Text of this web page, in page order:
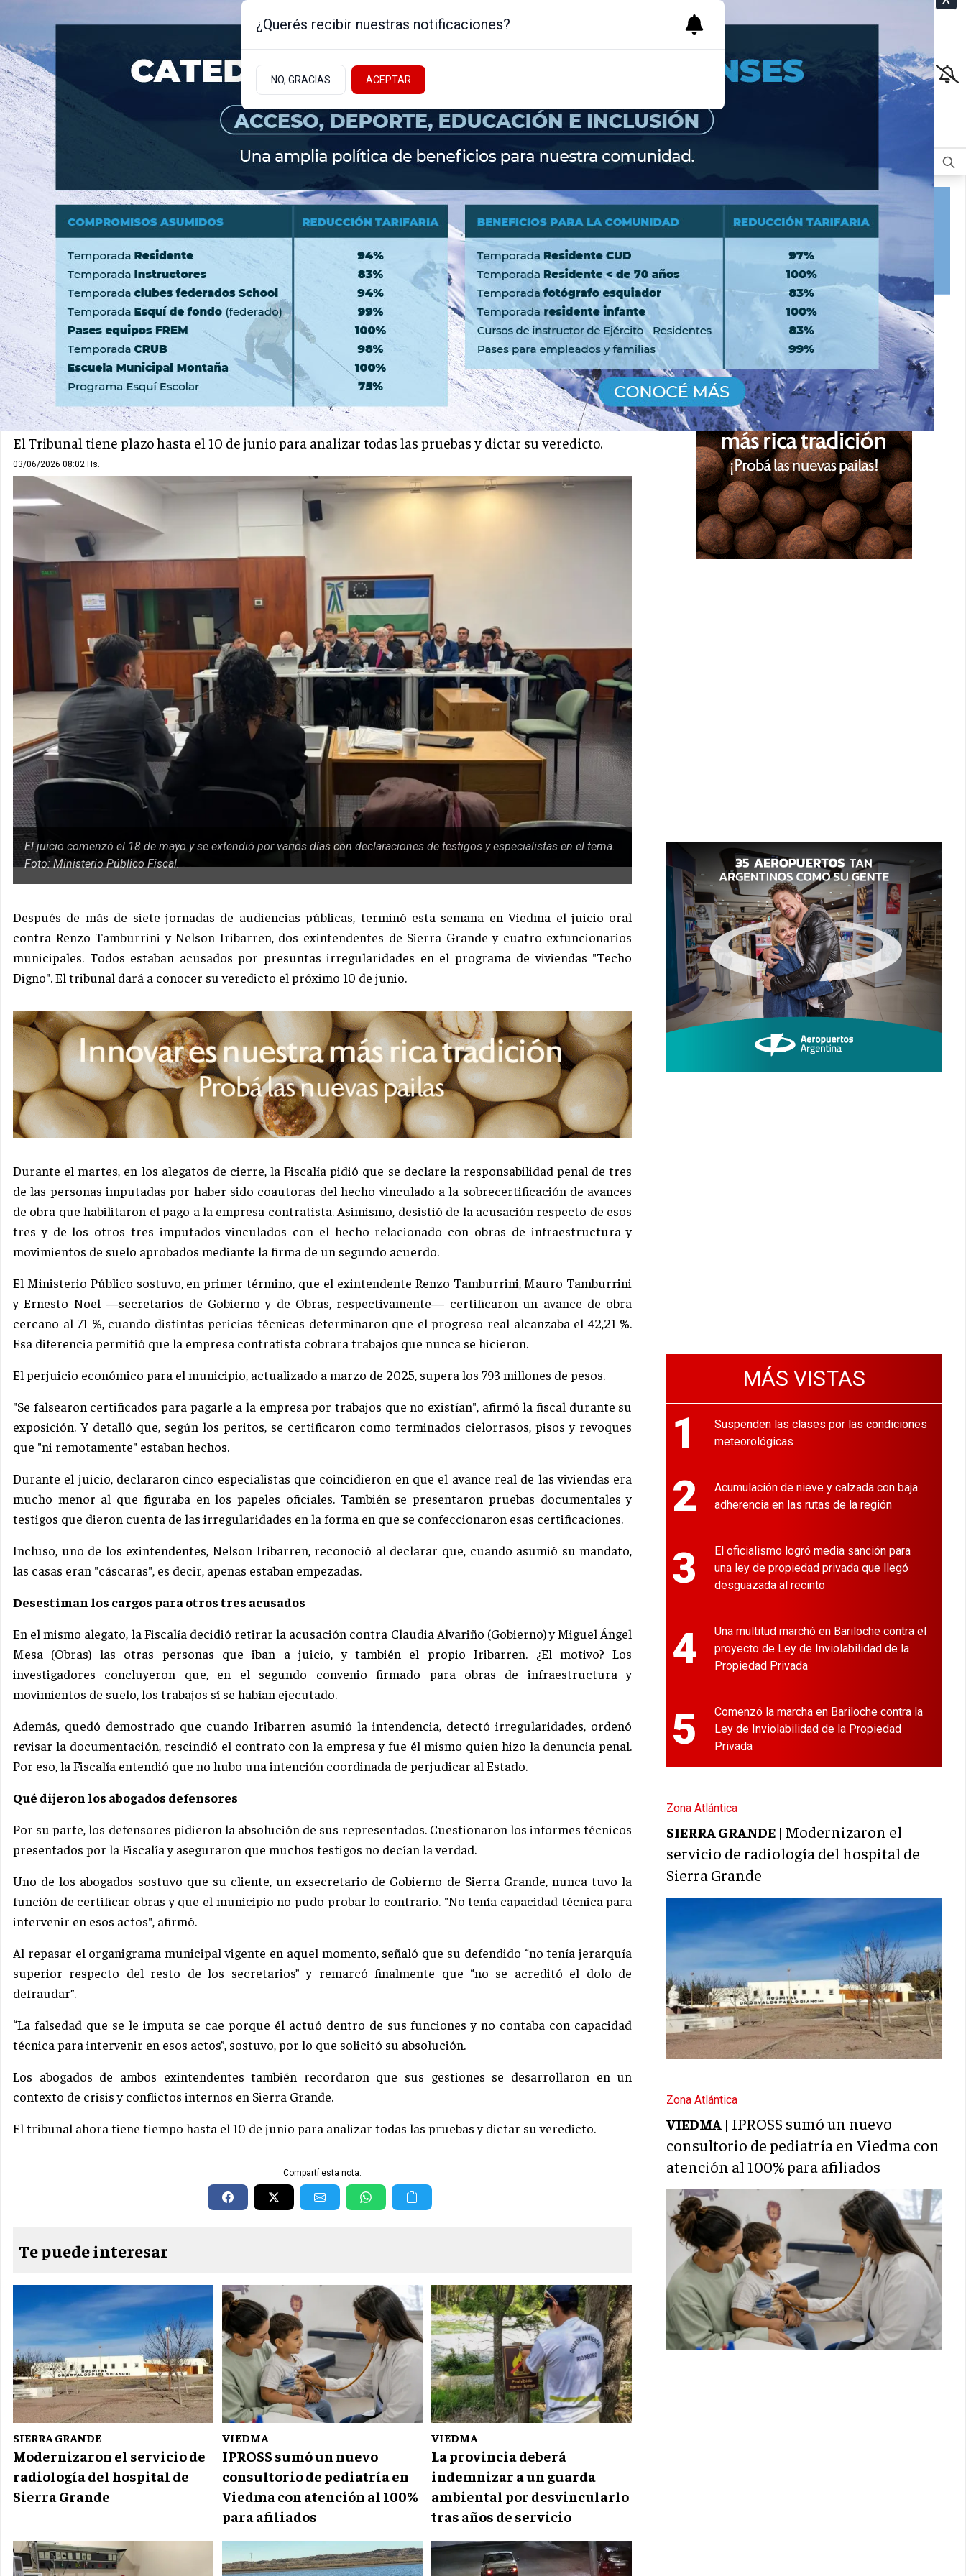
Viernes 7 de 2026
Noticias de la Patagonia
BARILOCHE ZONA ATLÁNTICA NEUQUÉN - ALTO VALLE NACIONALES CLASIFICADOS
ZONA ATLÁNTICA
VIEDMA
Terminó el juicio por Techo Digno en Sierra Grande
El Tribunal tiene plazo hasta el 10 de junio para analizar todas las pruebas y dictar su veredicto.
03/06/2026 08:02 Hs.
El juicio comenzó el 18 de mayo y se extendió por varios días con declaraciones de testigos y especialistas en el tema.
Foto: Ministerio Público Fiscal.
Después de más de siete jornadas de audiencias públicas, terminó esta semana en Viedma el juicio oral
contra Renzo Tamburrini y Nelson Iribarren, dos exintendentes de Sierra Grande y cuatro exfuncionarios
municipales. Todos estaban acusados por presuntas irregularidades en el programa de viviendas "Techo
Digno". El tribunal dará a conocer su veredicto el próximo 10 de junio.
Durante el martes, en los alegatos de cierre, la Fiscalía pidió que se declare la responsabilidad penal de tres
de las personas imputadas por haber sido coautoras del hecho vinculado a la sobrecertificación de avances
de obra que habilitaron el pago a la empresa contratista. Asimismo, desistió de la acusación respecto de esos
tres y de los otros tres imputados vinculados con el hecho relacionado con obras de infraestructura y
movimientos de suelo aprobados mediante la firma de un segundo acuerdo.
El Ministerio Público sostuvo, en primer término, que el exintendente Renzo Tamburrini, Mauro Tamburrini
y Ernesto Noel —secretarios de Gobierno y de Obras, respectivamente— certificaron un avance de obra
cercano al 71 %, cuando distintas pericias técnicas determinaron que el progreso real alcanzaba el 42,21 %.
Esa diferencia permitió que la empresa contratista cobrara trabajos que nunca se hicieron.
El perjuicio económico para el municipio, actualizado a marzo de 2025, supera los 793 millones de pesos.
"Se falsearon certificados para pagarle a la empresa por trabajos que no existían", afirmó la fiscal durante su
exposición. Y detalló que, según los peritos, se certificaron como terminados cielorrasos, pisos y revoques
que "ni remotamente" estaban hechos.
Durante el juicio, declararon cinco especialistas que coincidieron en que el avance real de las viviendas era
mucho menor al que figuraba en los papeles oficiales. También se presentaron pruebas documentales y
testigos que dieron cuenta de las irregularidades en la forma en que se confeccionaron esas certificaciones.
Incluso, uno de los exintendentes, Nelson Iribarren, reconoció al declarar que, cuando asumió su mandato,
las casas eran "cáscaras", es decir, apenas estaban empezadas.
Desestiman los cargos para otros tres acusados
En el mismo alegato, la Fiscalía decidió retirar la acusación contra Claudia Alvariño (Gobierno) y Miguel Ángel
Mesa (Obras) las otras personas que iban a juicio, y también el propio Iribarren. ¿El motivo? Los
investigadores concluyeron que, en el segundo convenio firmado para obras de infraestructura y
movimientos de suelo, los trabajos sí se habían ejecutado.
Además, quedó demostrado que cuando Iribarren asumió la intendencia, detectó irregularidades, ordenó
revisar la documentación, rescindió el contrato con la empresa y fue él mismo quien hizo la denuncia penal.
Por eso, la Fiscalía entendió que no hubo una intención coordinada de perjudicar al Estado.
Qué dijeron los abogados defensores
Por su parte, los defensores pidieron la absolución de sus representados. Cuestionaron los informes técnicos
presentados por la Fiscalía y aseguraron que muchos testigos no decían la verdad.
Uno de los abogados sostuvo que su cliente, un exsecretario de Gobierno de Sierra Grande, nunca tuvo la
función de certificar obras y que el municipio no pudo probar lo contrario. "No tenía capacidad técnica para
intervenir en esos actos", afirmó.
Al repasar el organigrama municipal vigente en aquel momento, señaló que su defendido “no tenía jerarquía
superior respecto del resto de los secretarios” y remarcó finalmente que “no se acreditó el dolo de
defraudar”.
“La falsedad que se le imputa se cae porque él actuó dentro de sus funciones y no contaba con capacidad
técnica para intervenir en esos actos”, sostuvo, por lo que solicitó su absolución.
Los abogados de ambos exintendentes también recordaron que sus gestiones se desarrollaron en un
contexto de crisis y conflictos internos en Sierra Grande.
El tribunal ahora tiene tiempo hasta el 10 de junio para analizar todas las pruebas y dictar su veredicto.
Compartí esta nota:
Te puede interesar
SIERRA GRANDE
Modernizaron el servicio de
radiología del hospital de
Sierra Grande
VIEDMA
IPROSS sumó un nuevo
consultorio de pediatría en
Viedma con atención al 100%
para afiliados
VIEDMA
La provincia deberá
indemnizar a un guarda
ambiental por desvincularlo
tras años de servicio
MÁS VISTAS
1
Suspenden las clases por las condiciones
meteorológicas
2
Acumulación de nieve y calzada con baja
adherencia en las rutas de la región
3
El oficialismo logró media sanción para
una ley de propiedad privada que llegó
desguazada al recinto
4
Una multitud marchó en Bariloche contra el
proyecto de Ley de Inviolabilidad de la
Propiedad Privada
5
Comenzó la marcha en Bariloche contra la
Ley de Inviolabilidad de la Propiedad
Privada
Zona Atlántica
SIERRA GRANDE | Modernizaron el
servicio de radiología del hospital de
Sierra Grande
Zona Atlántica
VIEDMA | IPROSS sumó un nuevo
consultorio de pediatría en Viedma con
atención al 100% para afiliados
¿Querés recibir nuestras notificaciones?
NO, GRACIAS ACEPTAR